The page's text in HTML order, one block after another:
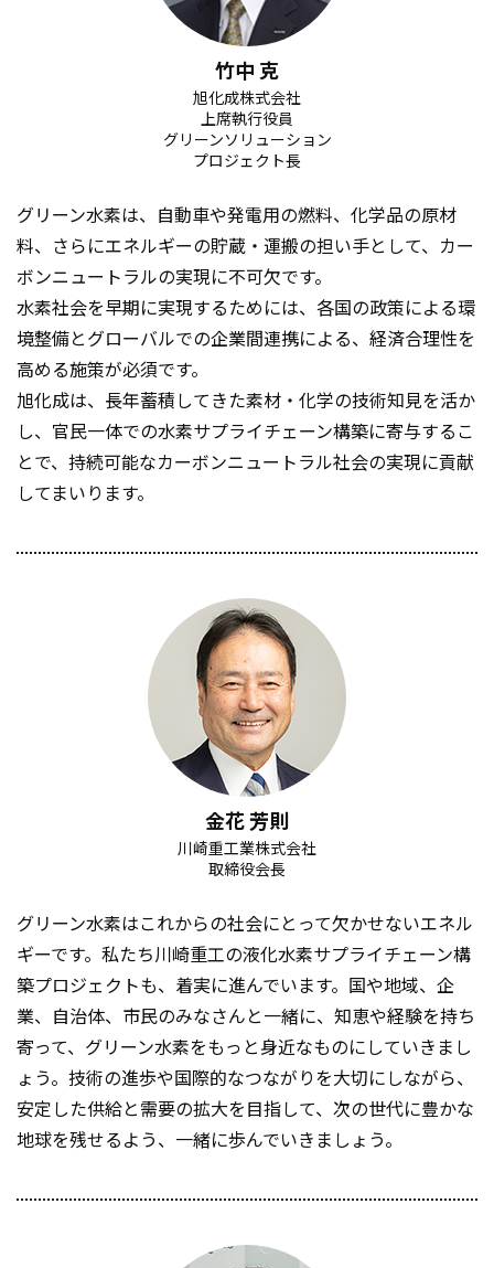
竹中 克
旭化成株式会社
上席執行役員
グリーンソリューション
プロジェクト長
グリーン水素は、自動車や発電用の燃料、化学品の原材
料、さらにエネルギーの貯蔵・運搬の担い手として、カー
ボンニュートラルの実現に不可欠です。
水素社会を早期に実現するためには、各国の政策による環
境整備とグローバルでの企業間連携による、経済合理性を
高める施策が必須です。
旭化成は、長年蓄積してきた素材・化学の技術知見を活か
し、官民一体での水素サプライチェーン構築に寄与するこ
とで、持続可能なカーボンニュートラル社会の実現に貢献
してまいります。
金花 芳則
川崎重工業株式会社
取締役会長
グリーン水素はこれからの社会にとって欠かせないエネル
ギーです。私たち川崎重工の液化水素サプライチェーン構
築プロジェクトも、着実に進んでいます。国や地域、企
業、自治体、市民のみなさんと一緒に、知恵や経験を持ち
寄って、グリーン水素をもっと身近なものにしていきまし
ょう。技術の進歩や国際的なつながりを大切にしながら、
安定した供給と需要の拡大を目指して、次の世代に豊かな
地球を残せるよう、一緒に歩んでいきましょう。